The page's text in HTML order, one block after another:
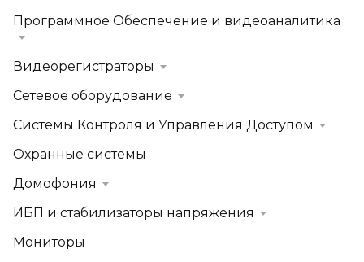
Программное Обеспечение и видеоаналитика
Видеорегистраторы
Сетевое оборудование
Системы Контроля и Управления Доступом
Охранные системы
Домофония
ИБП и стабилизаторы напряжения
Мониторы